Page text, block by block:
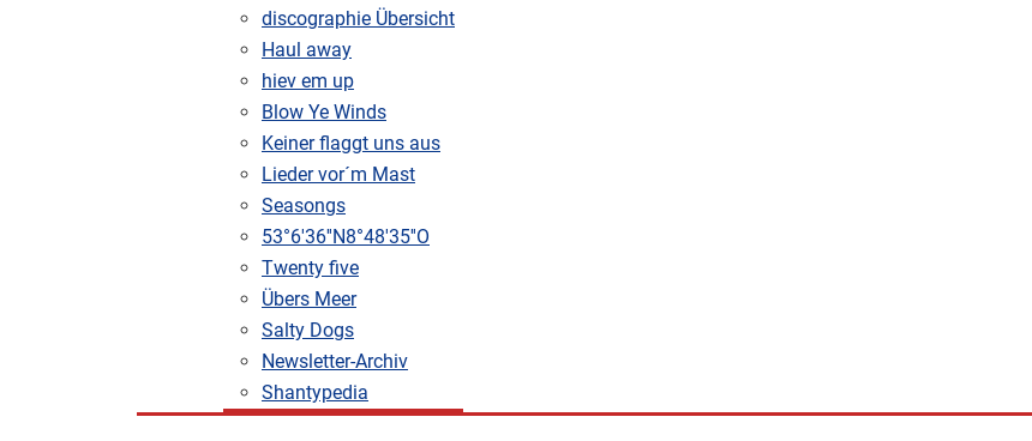
discographie Übersicht
Haul away
hiev em up
Blow Ye Winds
Keiner flaggt uns aus
Lieder vor´m Mast
Seasongs
53°6'36''N8°48'35''O
Twenty five
Übers Meer
Salty Dogs
Newsletter-Archiv
Shantypedia